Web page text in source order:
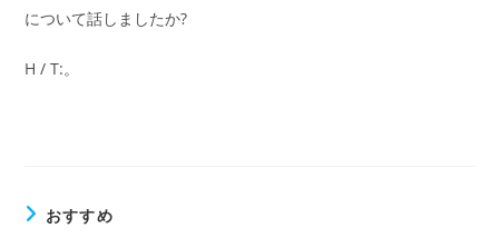
について話しましたか?
H / T:。
おすすめ